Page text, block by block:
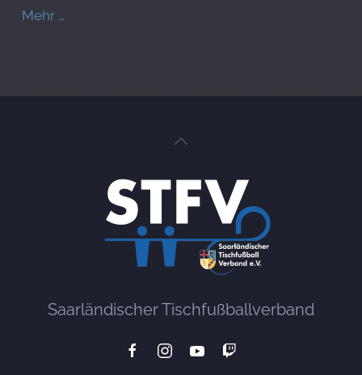
Mehr …
Saarländischer Tischfußballverband